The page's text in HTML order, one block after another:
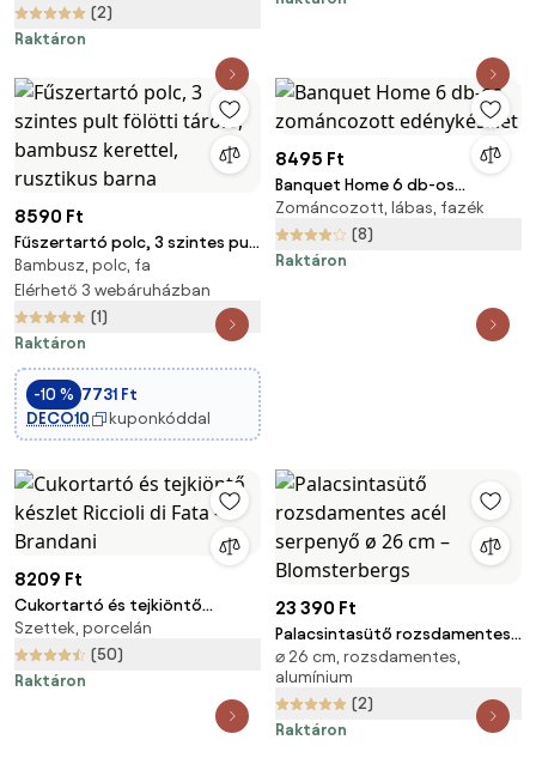
(2)
Raktáron
8590 Ft
Fűszertartó polc, 3 szintes pult
fölötti tároló, bambusz
kerettel, rusztikus barna
Bambusz, polc, fa
Elérhető 3 webáruházban
(1)
Raktáron
-10 % 7731 Ft
DECO10
kuponkóddal
8495 Ft
Banquet Home 6 db-os
zománcozott edénykészlet
Zománcozott, lábas, fazék
(8)
Raktáron
8209 Ft
Cukortartó és tejkiöntő
készlet Riccioli di Fata –
Brandani
Szettek, porcelán
(50)
Raktáron
23 390 Ft
Palacsintasütő rozsdamentes
acél serpenyő ø 26 cm –
Blomsterbergs
⌀ 26 cm, rozsdamentes,
alumínium
(2)
Raktáron